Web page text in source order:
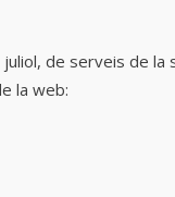
juliol, de serveis de la
la web: